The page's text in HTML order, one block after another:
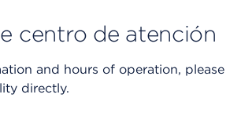
centro de atención
and hours of operation, please
directly.